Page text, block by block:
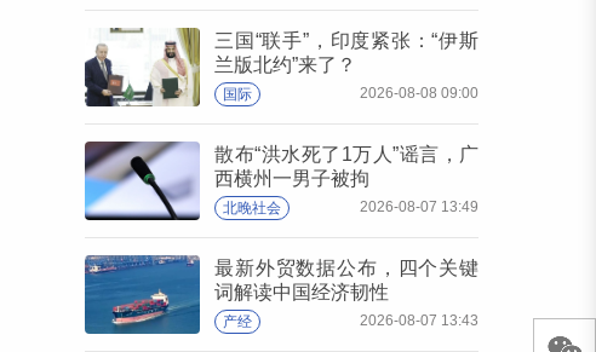
三国“联手”，印度紧张：“伊斯
兰版北约”来了？
国际 2026-08-08 09:00
散布“洪水死了1万人”谣言，广
西横州一男子被拘
北晚社会 2026-08-07 13:49
最新外贸数据公布，四个关键
词解读中国经济韧性
产经 2026-08-07 13:43